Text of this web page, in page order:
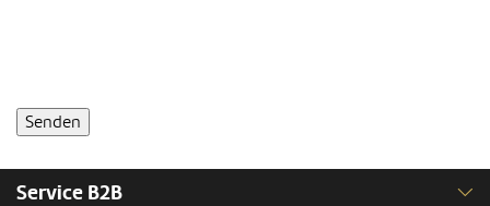
Service B2B